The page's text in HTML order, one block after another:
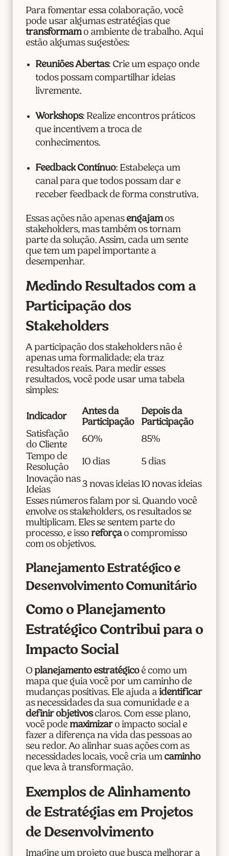
Para fomentar essa colaboração, você
pode usar algumas estratégias que
transformamo ambiente de trabalho. Aqui
estão algumas sugestões:
Reuniões Abertas: Crie um espaço onde
todos possam compartilhar ideias
livremente.
Workshops: Realize encontros práticos
que incentivem a troca de
conhecimentos.
Feedback Contínuo: Estabeleça um
canal para que todos possam dar e
receber feedback de forma construtiva.
Essas ações não apenas engajamos
stakeholders, mas também os tornam
parte da solução. Assim, cada um sente
que tem um papel importante a
desempenhar.
Medindo Resultados com a
Participação dos
Stakeholders
A participação dos stakeholders não é
apenas uma formalidade; ela traz
resultados reais. Para medir esses
resultados, você pode usar uma tabela
simples:
Indicador
Antes da
Participação
Depois da
Participação
Satisfação
do Cliente
60%
85%
Tempo de
Resolução
10 dias
5 dias
Inovação nas
Ideias
3 novas ideias 10 novas ideias
Esses números falam por si. Quando você
envolve os stakeholders, os resultados se
multiplicam. Eles se sentem parte do
processo, e isso reforçao compromisso
com os objetivos.
Planejamento Estratégico e
Desenvolvimento Comunitário
Como o Planejamento
Estratégico Contribui para o
Impacto Social
O planejamento estratégicoé como um
mapa que guia você por um caminho de
mudanças positivas. Ele ajuda a identificar
as necessidades da sua comunidade e a
definir objetivosclaros. Com esse plano,
você pode maximizaro impacto social e
fazer a diferença na vida das pessoas ao
seu redor. Ao alinhar suas ações com as
necessidades locais, você cria um caminho
que leva à transformação.
Exemplos de Alinhamento
de Estratégias em Projetos
de Desenvolvimento
Imagine um projeto que busca melhorar a